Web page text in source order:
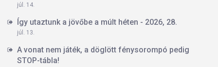
júl. 14.
Így utaztunk a jövőbe a múlt héten - 2026, 28.
júl. 13.
A vonat nem játék, a döglött fénysorompó pedig
STOP-tábla!